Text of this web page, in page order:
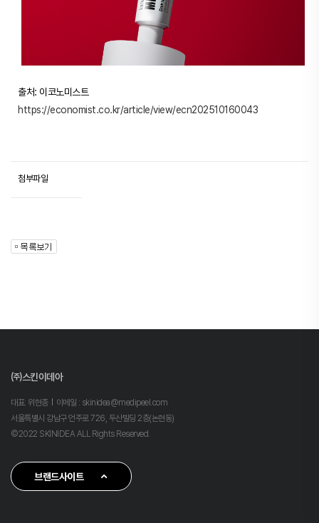
출처: 이코노미스트
https://economist.co.kr/article/view/ecn202510160043
첨부파일
㈜스킨이데아
대표: 위현종
이메일 : skinidea@medipeel.com
서울특별시 강남구 언주로 726, 두산빌딩 2층(논현동)
©2022 SKINIDEA ALL Rights Reserved.
브랜드사이트